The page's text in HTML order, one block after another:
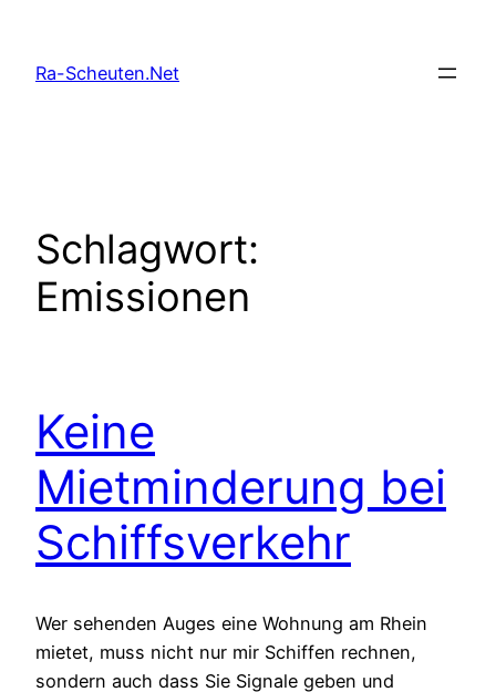
springen
Ra-Scheuten.Net
Schlagwort:
Emissionen
Keine
Mietminderung bei
Schiffsverkehr
Wer sehenden Auges eine Wohnung am Rhein
mietet, muss nicht nur mir Schiffen rechnen,
sondern auch dass Sie Signale geben und